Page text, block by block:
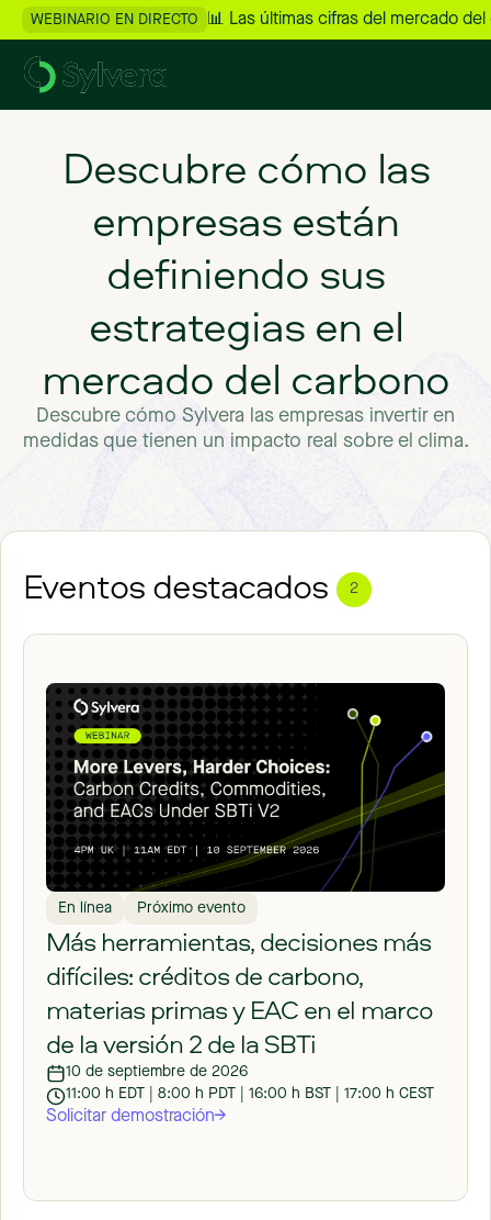
WEBINARIO EN DIRECTO 📊 Las últimas cifras del mercado
Descubre cómo las
empresas están
definiendo sus
estrategias en el
mercado del carbono
Descubre cómo Sylvera las empresas invertir en
medidas que tienen un impacto real sobre el clima.
Eventos destacados 2
En línea Próximo evento
Más herramientas, decisiones más
difíciles: créditos de carbono,
materias primas y EAC en el marco
de la versión 2 de la SBTi
10 de septiembre de 2026
11:00 h EDT | 8:00 h PDT | 16:00 h BST | 17:00 h CEST
Solicitar demostración